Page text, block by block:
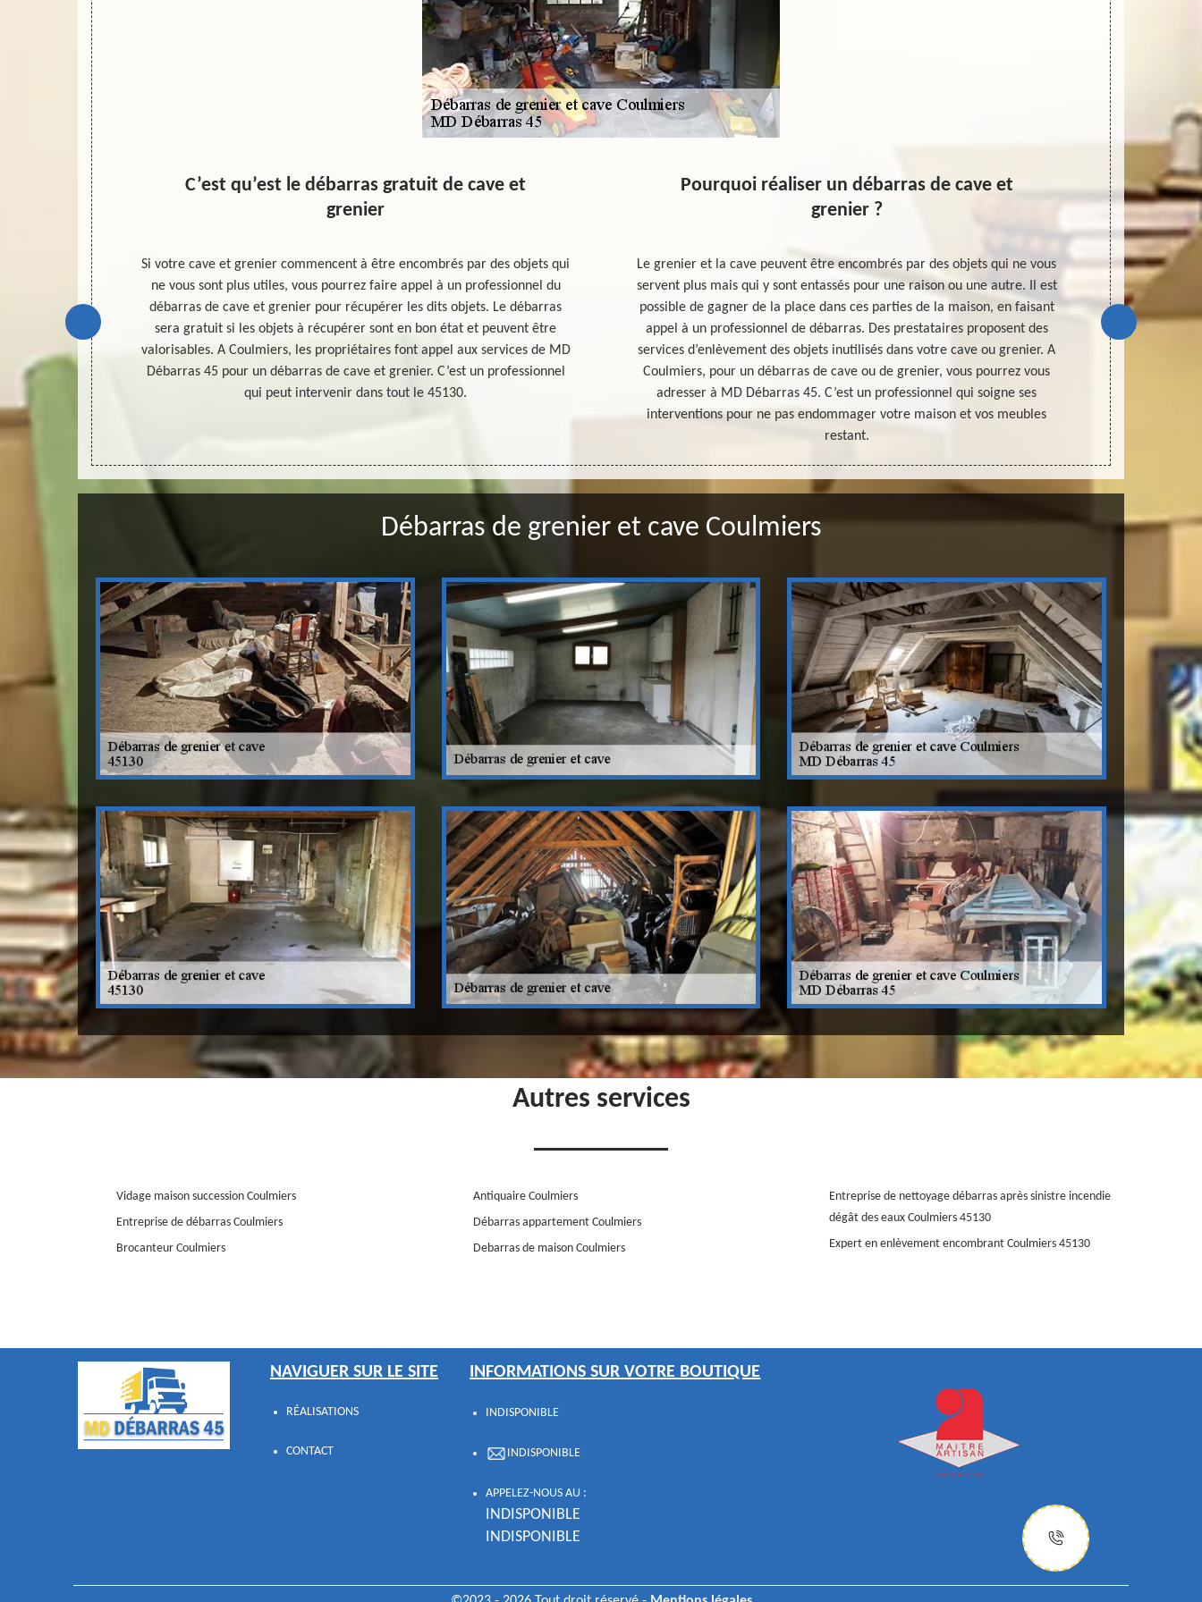
de salubrité
assurant
à la
C’est qu’est le débarras gratuit de cave et
grenier
Si votre cave et grenier commencent à être encombrés par des objets qui
ne vous sont plus utiles, vous pourrez faire appel à un professionnel du
débarras de cave et grenier pour récupérer les dits objets. Le débarras
sera gratuit si les objets à récupérer sont en bon état et peuvent être
valorisables. A Coulmiers, les propriétaires font appel aux services de MD
Débarras 45 pour un débarras de cave et grenier. C’est un professionnel
qui peut intervenir dans tout le 45130.
Pourquoi réaliser un débarras de cave et
grenier ?
Le grenier et la cave peuvent être encombrés par des objets qui ne vous
servent plus mais qui y sont entassés pour une raison ou une autre. Il est
possible de gagner de la place dans ces parties de la maison, en faisant
appel à un professionnel de débarras. Des prestataires proposent des
services d’enlèvement des objets inutilisés dans votre cave ou grenier. A
Coulmiers, pour un débarras de cave ou de grenier, vous pourrez vous
adresser à MD Débarras 45. C’est un professionnel qui soigne ses
interventions pour ne pas endommager votre maison et vos meubles
restant.
Si vous
premier
grenier.
Débarras de grenier et cave Coulmiers
Autres services
Vidage maison succession Coulmiers
Entreprise de débarras Coulmiers
Brocanteur Coulmiers
Antiquaire Coulmiers
Débarras appartement Coulmiers
Debarras de maison Coulmiers
Entreprise de nettoyage débarras après sinistre incendie
dégât des eaux Coulmiers 45130
Expert en enlèvement encombrant Coulmiers 45130
NAVIGUER SUR LE SITE
RÉALISATIONS
CONTACT
INFORMATIONS SUR VOTRE BOUTIQUE
INDISPONIBLE
INDISPONIBLE
APPELEZ-NOUS AU :
INDISPONIBLE
INDISPONIBLE